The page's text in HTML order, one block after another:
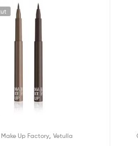
Make Up Factory ,Vetulla